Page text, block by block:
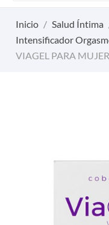
Inicio Salud Íntima
Intensificador
VIAGEL PARA